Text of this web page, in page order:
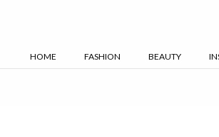
HOME FASHION BEAUTY